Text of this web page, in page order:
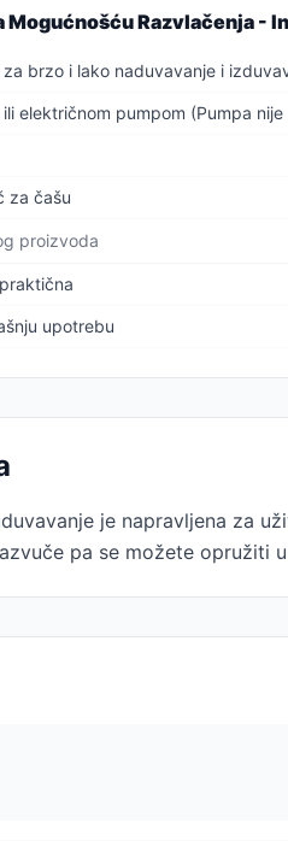
Mogućnošću Razvlačenja -
brzo i lako naduvavanje i
električnom pumpom (Pumpa
za čašu
proizvoda
upotrebu
je napravljena za
pa se možete opružiti